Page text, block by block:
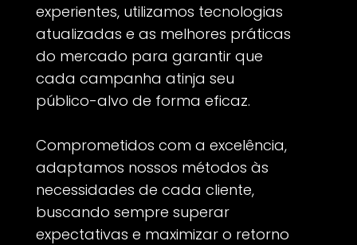
experientes, utilizamos tecnologias
atualizadas e as melhores práticas
do mercado para garantir que
cada campanha atinja seu
público-alvo de forma eficaz.
Comprometidos com a excelência,
adaptamos nossos métodos às
necessidades de cada cliente,
buscando sempre superar
expectativas e maximizar o retorno